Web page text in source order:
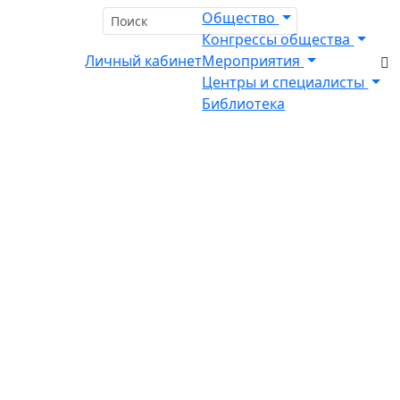
Общество
Конгрессы общества
Мероприятия
Центры и специалисты
Библиотека
Личный кабинет